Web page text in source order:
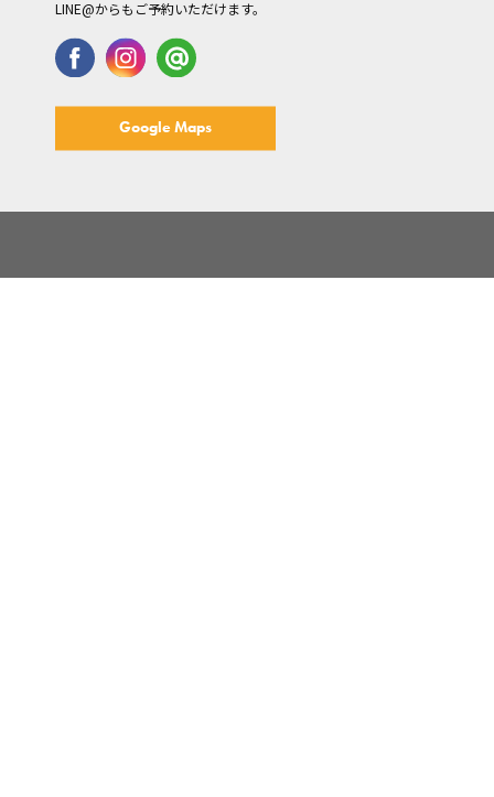
LINE@からもご予約いただけます。
Google Maps